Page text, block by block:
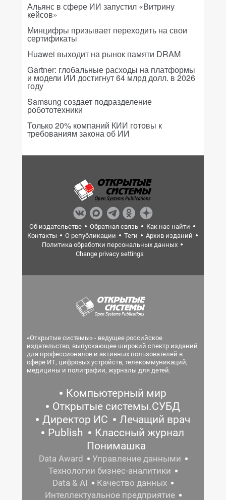
Альянс в сфере ИИ запустил «Витрину
кейсов»
Минцифры призывает переходить на свои
сертификаты
Huawei выходит на рынок памяти DRAM
Gartner: глобальные расходы на платформы
и модели ИИ достигнут 64 млрд долл. в 2026
году
Samsung создает подразделение
робототехники
Только 20% компаний КИИ готовы к
требованиям закона об ИИ
Об издательстве Обратная связь
Как нас найти
Контакты
О републикации Теги
Архив изданий
Политика обработки персональных данных
Change privacy settings
«Открытые системы» - ведущее российское
издательство, выпускающее широкий спектр изданий
для профессионалов и активных пользователей в
сфере ИТ, цифровых устройств, телекоммуникаций,
медицины и полиграфии, журналы для детей.
Компьютерный мир
Открытые системы.СУБД
Директор ИС
Лечащий врач
Publish
Классный журнал
Понимашка
Data Award
Управление данными
Технологии бизнес-аналитики
Data & AI
Качество данных
Интеллектуальное предприятие